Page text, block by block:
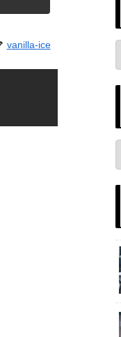
vanilla-ice